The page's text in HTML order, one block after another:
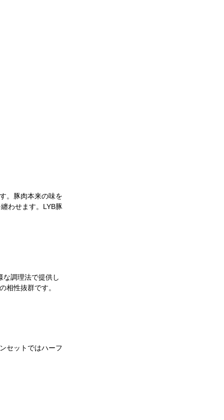
。豚肉本来の味を
わせます。LYB豚
な調理法で提供し
相性抜群です。
セットではハーフ